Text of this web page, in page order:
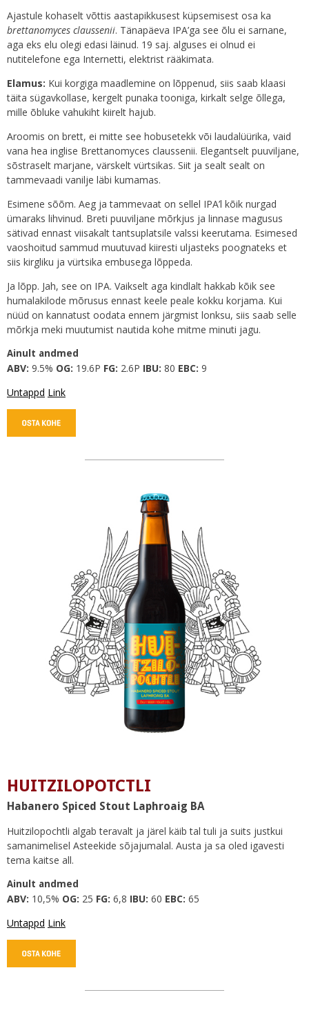
Ajastule kohaselt võttis aastapikkusest küpsemisest osa ka
brettanomyces claussenii. Tänapäeva IPA’ga see õlu ei sarnane,
aga eks elu olegi edasi läinud. 19 saj. alguses ei olnud ei
nutitelefone ega Internetti, elektrist rääkimata.
Elamus: Kui korgiga maadlemine on lõppenud, siis saab klaasi
täita sügavkollase, kergelt punaka tooniga, kirkalt selge õllega,
mille õbluke vahukiht kiirelt hajub.
Aroomis on brett, ei mitte see hobusetekk või laudalüürika, vaid
vana hea inglise Brettanomyces claussenii. Elegantselt puuviljane,
sõstraselt marjane, värskelt vürtsikas. Siit ja sealt sealt on
tammevaadi vanilje läbi kumamas.
Esimene sõõm. Aeg ja tammevaat on sellel IPA’l kõik nurgad
ümaraks lihvinud. Breti puuviljane mõrkjus ja linnase magusus
sätivad ennast viisakalt tantsuplatsile valssi keerutama. Esimesed
vaoshoitud sammud muutuvad kiiresti uljasteks poognateks et
siis kirgliku ja vürtsika embusega lõppeda.
Ja lõpp. Jah, see on IPA. Vaikselt aga kindlalt hakkab kõik see
humalakilode mõrusus ennast keele peale kokku korjama. Kui
nüüd on kannatust oodata ennem järgmist lonksu, siis saab selle
mõrkja meki muutumist nautida kohe mitme minuti jagu.
Ainult andmed
ABV: 9.5% OG: 19.6P FG: 2.6P IBU: 80 EBC: 9
Untappd Link
HUITZILOPOTCTLI
Habanero Spiced Stout Laphroaig BA
Huitzilopochtli algab teravalt ja järel käib tal tuli ja suits justkui
samanimelisel Asteekide sõjajumalal. Austa ja sa oled igavesti
tema kaitse all.
Ainult andmed
ABV: 10,5% OG: 25 FG: 6,8 IBU: 60 EBC: 65
Untappd Link